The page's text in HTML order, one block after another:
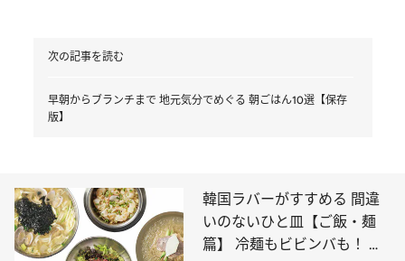
次の記事を読む
早朝からブランチまで 地元気分でめぐる 朝ごはん10選【保存
版】
韓国ラバーがすすめる 間違
いのないひと皿【ご飯・麺
篇】 冷麺もビビンバも！ 大